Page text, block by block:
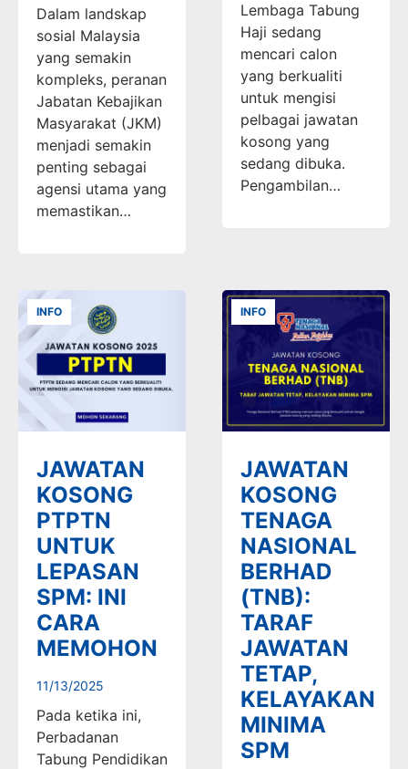
Dalam landskap
sosial Malaysia
yang semakin
kompleks, peranan
Jabatan Kebajikan
Masyarakat (JKM)
menjadi semakin
penting sebagai
agensi utama yang
memastikan…
Lembaga Tabung
Haji sedang
mencari calon
yang berkualiti
untuk mengisi
pelbagai jawatan
kosong yang
sedang dibuka.
Pengambilan…
INFO
JAWATAN
KOSONG
PTPTN
UNTUK
LEPASAN
SPM: INI
CARA
MEMOHON
11/13/2025
Pada ketika ini,
Perbadanan
Tabung Pendidikan
INFO
JAWATAN
KOSONG
TENAGA
NASIONAL
BERHAD
(TNB):
TARAF
JAWATAN
TETAP,
KELAYAKAN
MINIMA
SPM